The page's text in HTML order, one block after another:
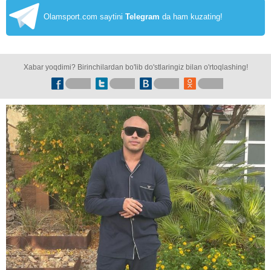
Olamsport.com saytini Telegram da ham kuzating!
Xabar yoqdimi? Birinchilardan bo'lib do'stlaringiz bilan o'rtoqlashing!